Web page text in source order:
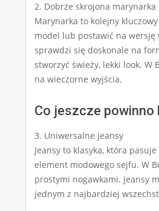
2. Dobrze skrojona marynarka
Marynarka to kolejny
model lub postawić na wersję
sprawdzi się doskonale na
stworzyć świeży, lekki look.
na wieczorne wyjścia.
Co jeszcze
3. Uniwersalne jeansy
Jeansy to klasyka, która
element modowego sejfu. W
prostymi nogawkami. Jeansy
jednym z najbardziej